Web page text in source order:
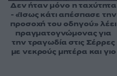
Δεν ήταν μόνο η ταχύτητα
- «Ίσως κάτι απέσπασε την
προσοχή του οδηγού» λέει
πραγματογνώμονας για
την τραγωδία στις Σέρρες
με νεκρούς μητέρα και γιο